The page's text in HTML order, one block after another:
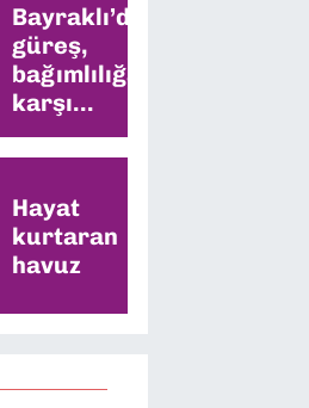
Bayraklı’da
güreş,
bağımlılığa
karşı
güvenli
liman
Hayat
kurtaran
havuz